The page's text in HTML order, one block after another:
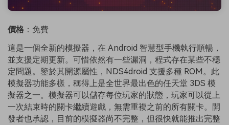
價格 ：免費
這是一個全新的模擬器，在 Android 智慧型手機執行順暢，
並支援定期更新。可惜依然有一些漏洞，程式存在某些不穩
定問題。鑒於其開源屬性，NDS4droid 支援多種 ROM。此
模擬器功能多樣，稱得上是全世界最出色的任天堂 3DS 模
擬器之一。模擬器可以儲存每位玩家的狀態，玩家可以從上
一次結束時的關卡繼續遊戲，無需重複之前的所有關卡。開
發者也承認，目前的模擬器尚不完整，但很快就能推出完整